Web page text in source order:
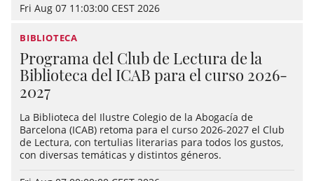
Fri Aug 07 11:03:00 CEST 2026
BIBLIOTECA
Programa del Club de Lectura de la
Biblioteca del ICAB para el curso 2026-
2027
La Biblioteca del Ilustre Colegio de la Abogacía de
Barcelona (ICAB) retoma para el curso 2026-2027 el Club
de Lectura, con tertulias literarias para todos los gustos,
con diversas temáticas y distintos géneros.